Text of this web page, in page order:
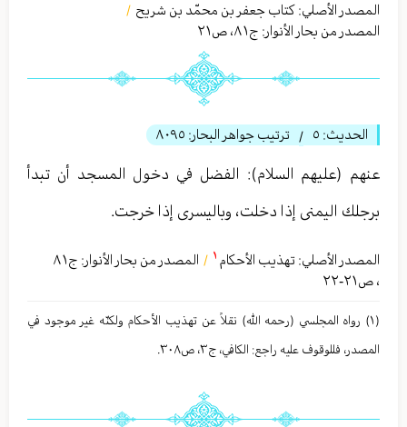
المصدر الأصلي: كتاب جعفر بن محمّد بن شريح /
المصدر من بحار الأنوار: ج٨١، ص٢١
الحديث: ٥ / ترتيب جواهر البحار: ٨٠٩٥
عنهم (عليهم السلام): الفضل في دخول المسجد أن تبدأ
برجلك اليمنى إذا دخلت، وباليسرى إذا خرجت.
المصدر الأصلي: تهذیب الأحكام / المصدر من بحار الأنوار: ج٨١
، ص٢١-٢٢
(١) رواه المجلسي (رحمه الله) نقلاً عن تهذیب الأحكام ولكنّه غیر موجود في
المصدر، فللوقوف علیه راجع: الكافي، ج٣، ص٣٠٨.